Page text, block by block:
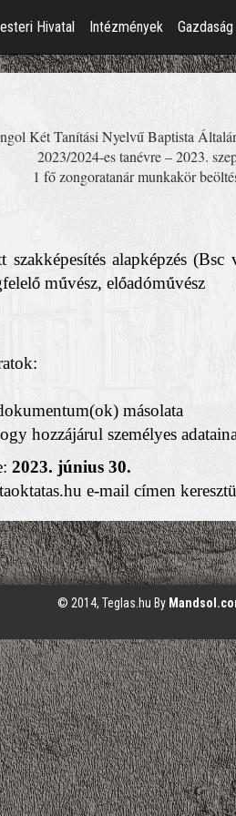
Hivatal Intézmények Gazdaság
Két Tanítási Nyelvű Baptista
2023/2024-es tanévre – 2023.
1 fő zongoratanár munkakör
szakképesítés alapképzés (Bsc
ő művész, előadóművész
másolata
hozzájárul személyes
2023. június 30.
e-mail címen
© 2014, Teglas.hu By